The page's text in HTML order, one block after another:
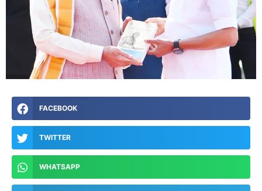
FACEBOOK
TWITTER
WHATSAPP